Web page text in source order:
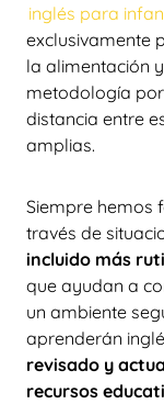
inglés para
exclusivamente
la alimentación
metodología
distancia entre
amplias.
Siempre hemos
través de
incluido más
que ayudan a
un ambiente
aprenderán
revisado y
recursos